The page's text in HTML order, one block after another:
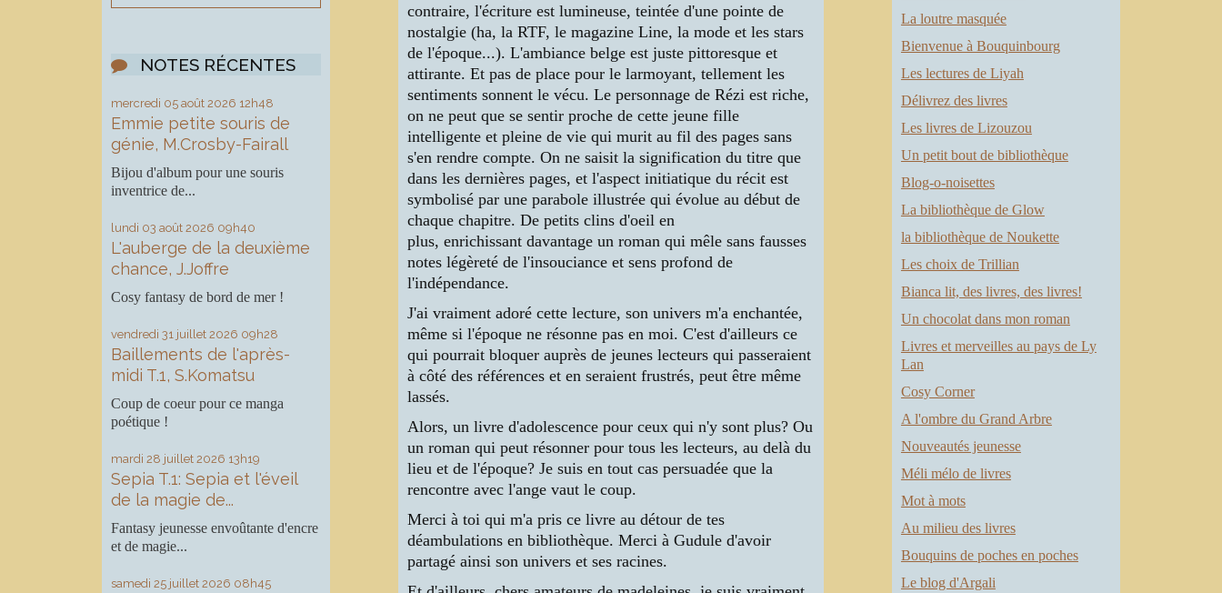
NOTES RÉCENTES
mercredi 05 août 2026 12h48
Emmie petite souris de
génie, M.Crosby-Fairall
Bijou d'album pour une souris
inventrice de...
lundi 03 août 2026 09h40
L'auberge de la deuxième
chance, J.Joffre
Cosy fantasy de bord de mer !
vendredi 31 juillet 2026 09h28
Baillements de l'après-
midi T.1, S.Komatsu
Coup de coeur pour ce manga
poétique !
mardi 28 juillet 2026 13h19
Sepia T.1: Sepia et l'éveil
de la magie de...
Fantasy jeunesse envoûtante d'encre
et de magie...
samedi 25 juillet 2026 08h45
contraire, l'écriture est lumineuse, teintée d'une pointe de
nostalgie (ha, la RTF, le magazine Line, la mode et les stars
de l'époque...). L'ambiance belge est juste pittoresque et
attirante. Et pas de place pour le larmoyant, tellement les
sentiments sonnent le vécu. Le personnage de Rézi est riche,
on ne peut que se sentir proche de cette jeune fille
intelligente et pleine de vie qui murit au fil des pages sans
s'en rendre compte. On ne saisit la signification du titre que
dans les dernières pages, et l'aspect initiatique du récit est
symbolisé par une parabole illustrée qui évolue au début de
chaque chapitre. De petits clins d'oeil en
plus, enrichissant davantage un roman qui mêle sans fausses
notes légèreté de l'insouciance et sens profond de
l'indépendance.
J'ai vraiment adoré cette lecture, son univers m'a enchantée,
même si l'époque ne résonne pas en moi. C'est d'ailleurs ce
qui pourrait bloquer auprès de jeunes lecteurs qui passeraient
à côté des références et en seraient frustrés, peut être même
lassés.
Alors, un livre d'adolescence pour ceux qui n'y sont plus? Ou
un roman qui peut résonner pour tous les lecteurs, au delà du
lieu et de l'époque? Je suis en tout cas persuadée que la
rencontre avec l'ange vaut le coup.
Merci à toi qui m'a pris ce livre au détour de tes
déambulations en bibliothèque. Merci à Gudule d'avoir
partagé ainsi son univers et ses racines.
La loutre masquée
Bienvenue à Bouquinbourg
Les lectures de Liyah
Délivrez des livres
Les livres de Lizouzou
Un petit bout de bibliothèque
Blog-o-noisettes
La bibliothèque de Glow
la bibliothèque de Noukette
Les choix de Trillian
Bianca lit, des livres, des livres!
Un chocolat dans mon roman
Livres et merveilles au pays de Ly
Lan
Cosy Corner
A l'ombre du Grand Arbre
Nouveautés jeunesse
Méli mélo de livres
Mot à mots
Au milieu des livres
Bouquins de poches en poches
Le blog d'Argali